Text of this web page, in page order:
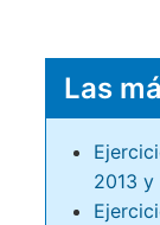
Las
2013 y